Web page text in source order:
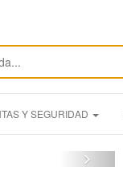
Y SEGURIDAD